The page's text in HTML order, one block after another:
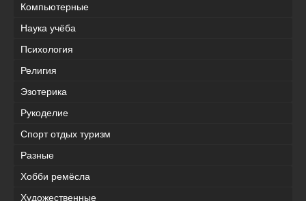
Компьютерные
Наука учёба
Психология
Религия
Эзотерика
Рукоделие
Спорт отдых туризм
Разные
Хобби ремёсла
Художественные